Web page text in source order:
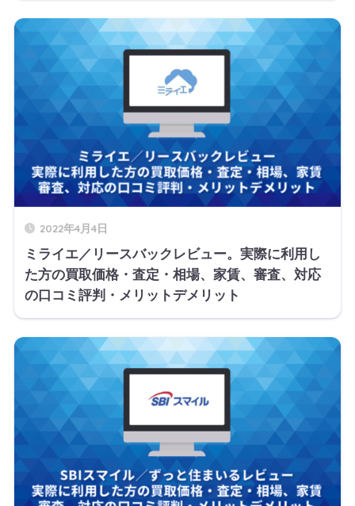
2022年4月4日
ミライエ／リースバックレビュー。実際に利用し
た方の買取価格・査定・相場、家賃、審査、対応
の口コミ評判・メリットデメリット